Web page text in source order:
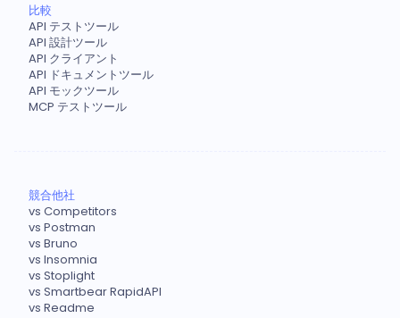
比較
API テストツール
API 設計ツール
API クライアント
API ドキュメントツール
API モックツール
MCP テストツール
競合他社
vs Competitors
vs Postman
vs Bruno
vs Insomnia
vs Stoplight
vs Smartbear RapidAPI
vs Readme